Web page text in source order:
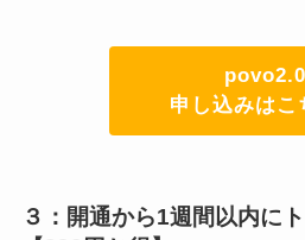
povo2.0
申し込みはこ
３：開通から1週間以内に